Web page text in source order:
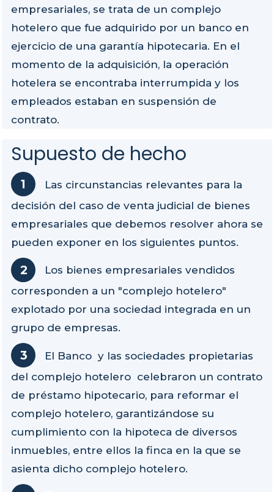
empresariales, se trata de un complejo
hotelero que fue adquirido por un banco en
ejercicio de una garantía hipotecaria. En el
momento de la adquisición, la operación
hotelera se encontraba interrumpida y los
empleados estaban en suspensión de
contrato.
Supuesto de hecho
Las circunstancias relevantes para la
decisión del caso de venta judicial de bienes
empresariales que debemos resolver ahora se
pueden exponer en los siguientes puntos.
Los bienes empresariales vendidos
corresponden a un "complejo hotelero"
explotado por una sociedad integrada en un
grupo de empresas.
El Banco y las sociedades propietarias
del complejo hotelero celebraron un contrato
de préstamo hipotecario, para reformar el
complejo hotelero, garantizándose su
cumplimiento con la hipoteca de diversos
inmuebles, entre ellos la finca en la que se
asienta dicho complejo hotelero.